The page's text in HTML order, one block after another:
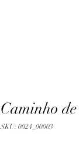
Caminho de
SKU: 0024_00003